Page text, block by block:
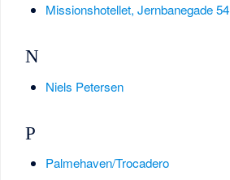
Missionshotellet, Jernbanegade 54
N
Niels Petersen
P
Palmehaven/Trocadero